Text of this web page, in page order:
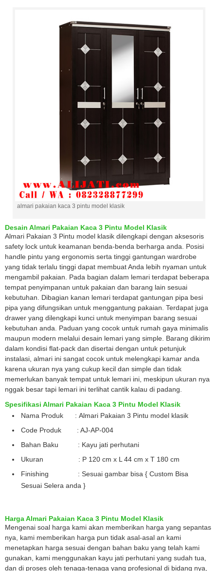
almari pakaian kaca 3 pintu model klasik
Desain Almari Pakaian Kaca 3 Pintu Model Klasik
Almari Pakaian 3 Pintu model klasik dilengkapi dengan aksesoris
safety lock untuk keamanan benda-benda berharga anda. Posisi
handle pintu yang ergonomis serta tinggi gantungan wardrobe
yang tidak terlalu tinggi dapat membuat Anda lebih nyaman untuk
mengambil pakaian. Pada bagian dalam lemari terdapat beberapa
tempat penyimpanan untuk pakaian dan barang lain sesuai
kebutuhan. Dibagian kanan lemari terdapat gantungan pipa besi
pipa yang difungsikan untuk menggantung pakaian. Terdapat juga
drawer yang dilengkapi kunci untuk menyimpan barang sesuai
kebutuhan anda. Paduan yang cocok untuk rumah gaya minimalis
maupun modern melalui desain lemari yang simple. Barang dikirim
dalam kondisi flat-pack dan disertai dengan untuk petunjuk
instalasi, almari ini sangat cocok untuk melengkapi kamar anda
karena ukuran nya yang cukup kecil dan simple dan tidak
memerlukan banyak tempat untuk lemari ini, meskipun ukuran nya
nggak besar tapi lemari ini terlihat cantik kalau di padang.
Spesifikasi Almari Pakaian Kaca 3 Pintu Model Klasik
Nama Produk : Almari Pakaian 3 Pintu model klasik
Code Produk : AJ-AP-004
Bahan Baku : Kayu jati perhutani
Ukuran : P 120 cm x L 44 cm x T 180 cm
Finishing : Sesuai gambar bisa { Custom Bisa
Sesuai Selera anda }
Harga Almari Pakaian Kaca 3 Pintu Model Klasik
Mengenai soal harga kami akan memberikan harga yang sepantas
nya, kami memberikan harga pun tidak asal-asal an kami
menetapkan harga sesuai dengan bahan baku yang telah kami
gunakan, kami menggunakan kayu jati perhutani yang sudah tua,
dan di proses oleh tenaga-tenaga yang profesional di bidang nya,